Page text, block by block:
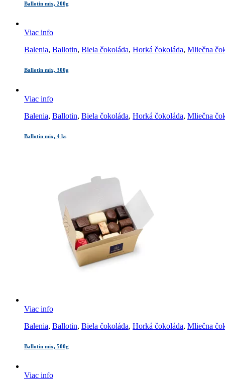
Ballotin mix, 200g
Viac info
Balenia, Ballotin, Biela čokoláda, Horká čokoláda, Mliečna
Ballotin mix, 300g
Viac info
Balenia, Ballotin, Biela čokoláda, Horká čokoláda, Mliečna
Ballotin mix, 4 ks
Viac info
Balenia, Ballotin, Biela čokoláda, Horká čokoláda, Mliečna
Ballotin mix, 500g
Viac info